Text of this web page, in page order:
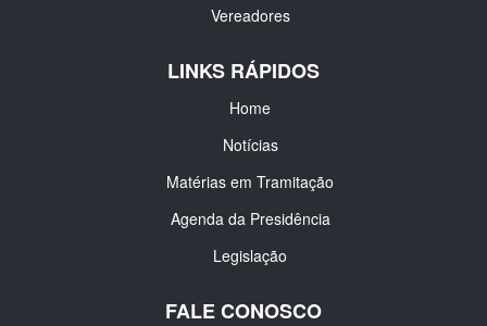
Vereadores
LINKS RÁPIDOS
Home
Notícias
Matérias em Tramitação
Agenda da Presidência
Legislação
FALE CONOSCO